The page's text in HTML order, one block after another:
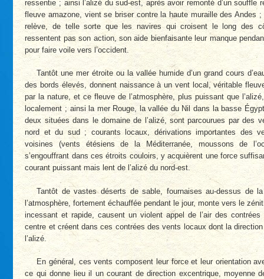
ressentie ; ainsi l’alizé du sud-est, après avoir remonté d’un souffle
fleuve amazone, vient se briser contre la haute muraille des Andes
relève, de telle sorte que les navires qui croisent le long des
ressentent pas son action, son aide bienfaisante leur manque
pour faire voile vers l’occident.
Tantôt une mer étroite ou la vallée humide d’un grand cours
des bords élevés, donnent naissance à un vent local, véritable
par la nature, et ce fleuve de l’atmosphère, plus puissant que
localement ; ainsi la mer Rouge, la vallée du Nil dans la basse
deux situées dans le domaine de l’alizé, sont parcourues par des
nord et du sud ; courants locaux, dérivations importantes des
voisines (vents étésiens de la Méditerranée, moussons de
s’engouffrant dans ces étroits couloirs, y acquièrent une force
courant puissant mais lent de l’alizé du nord-est.
Tantôt de vastes déserts de sable, fournaises au-dessus de
l’atmosphère, fortement échauffée pendant le jour, monte vers le
incessant et rapide, causent un violent appel de l’air des
centre et créent dans ces contrées des vents locaux dont la
l’alizé.
En général, ces vents composent leur force et leur orientation
ce qui donne lieu il un courant de direction excentrique, moyenne